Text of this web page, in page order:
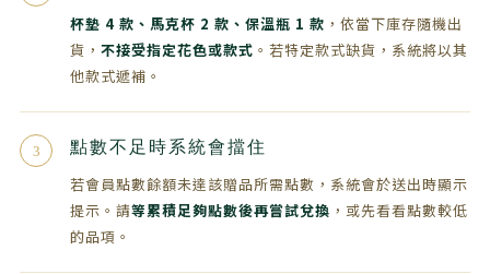
杯墊 4 款、馬克杯 2 款、保溫瓶 1 款 ，依當下庫存隨機出
貨， 不接受指定花色或款式 。若特定款式缺貨，系統將以其
他款式遞補。
3 點數不足時系統會擋住
若會員點數餘額未達該贈品所需點數，系統會於送出時顯示
提示。請等累積足夠點數後再嘗試兌換 ，或先看看點數較低
的品項。